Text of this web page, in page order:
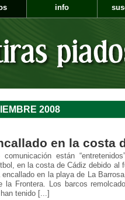
info
2008
en la costa
están
en la costa de Cádiz debido al
en la playa de La
la Frontera. Los barcos
tenido [...]